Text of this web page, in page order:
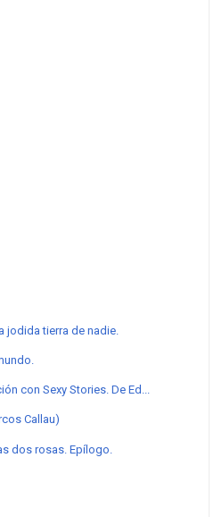
jodida tierra de nadie.
con Sexy Stories. De Ed...
Callau)
dos rosas. Epílogo.